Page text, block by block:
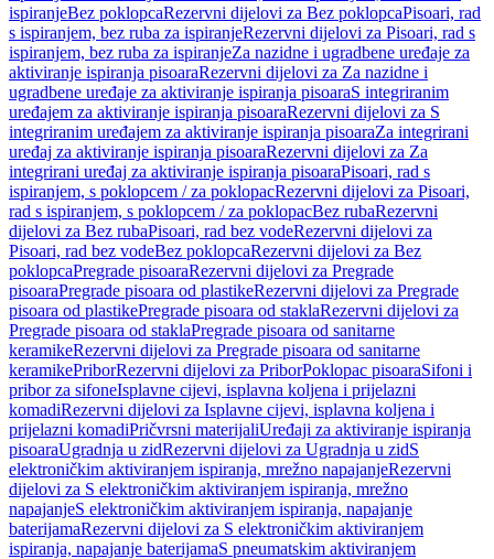
ispiranjeBez poklopcaRezervni dijelovi za Bez poklopcaPisoari, rad
s ispiranjem, bez ruba za ispiranjeRezervni dijelovi za Pisoari, rad s
ispiranjem, bez ruba za ispiranjeZa nazidne i ugradbene uređaje za
aktiviranje ispiranja pisoaraRezervni dijelovi za Za nazidne i
ugradbene uređaje za aktiviranje ispiranja pisoaraS integriranim
uređajem za aktiviranje ispiranja pisoaraRezervni dijelovi za S
integriranim uređajem za aktiviranje ispiranja pisoaraZa integrirani
uređaj za aktiviranje ispiranja pisoaraRezervni dijelovi za Za
integrirani uređaj za aktiviranje ispiranja pisoaraPisoari, rad s
ispiranjem, s poklopcem / za poklopacRezervni dijelovi za Pisoari,
rad s ispiranjem, s poklopcem / za poklopacBez rubaRezervni
dijelovi za Bez rubaPisoari, rad bez vodeRezervni dijelovi za
Pisoari, rad bez vodeBez poklopcaRezervni dijelovi za Bez
poklopcaPregrade pisoaraRezervni dijelovi za Pregrade
pisoaraPregrade pisoara od plastikeRezervni dijelovi za Pregrade
pisoara od plastikePregrade pisoara od staklaRezervni dijelovi za
Pregrade pisoara od staklaPregrade pisoara od sanitarne
keramikeRezervni dijelovi za Pregrade pisoara od sanitarne
keramikePriborRezervni dijelovi za PriborPoklopac pisoaraSifoni i
pribor za sifoneIsplavne cijevi, isplavna koljena i prijelazni
komadiRezervni dijelovi za Isplavne cijevi, isplavna koljena i
prijelazni komadiPričvrsni materijaliUređaji za aktiviranje ispiranja
pisoaraUgradnja u zidRezervni dijelovi za Ugradnja u zidS
elektroničkim aktiviranjem ispiranja, mrežno napajanjeRezervni
dijelovi za S elektroničkim aktiviranjem ispiranja, mrežno
napajanjeS elektroničkim aktiviranjem ispiranja, napajanje
baterijamaRezervni dijelovi za S elektroničkim aktiviranjem
ispiranja, napajanje baterijamaS pneumatskim aktiviranjem